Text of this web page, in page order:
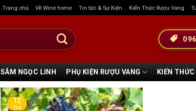
Trang chủ Về Wine home Tin tức & Sự Kiện Kiến Thức Rượu Vang
SÂM NGỌC LINH PHỤ KIỆN RƯỢU VANG KIẾN
12
Th4